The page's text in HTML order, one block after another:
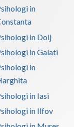
in
in Dolj
in Galati
in
in Iasi
in Ilfov